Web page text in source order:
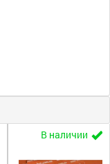
В наличии